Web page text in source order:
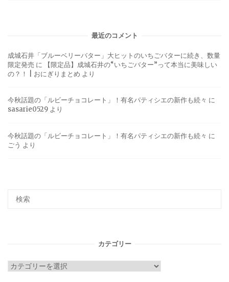
最近のコメント
成城石井「ブルーベリーバター」大ヒットのいちごバターに続き、数量
限定発売 に
【限定品】成城石井の“いちごバター”って本当に美味しい
の？！ | おにぎりまとめ より
今秋話題の「ルビーチョコレート」！有名パティシエの新作も続々 に
sasarie0529 より
今秋話題の「ルビーチョコレート」！有名パティシエの新作も続々 に
ごう より
カテゴリー
カ